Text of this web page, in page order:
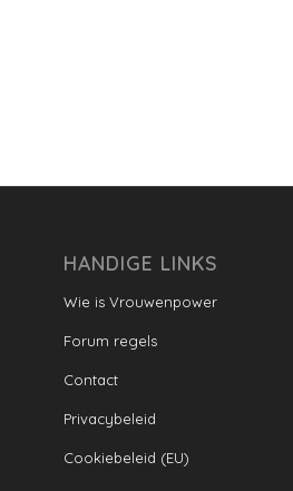
HANDIGE LINKS
Wie is Vrouwenpower
Forum regels
Contact
Privacybeleid
Cookiebeleid (EU)